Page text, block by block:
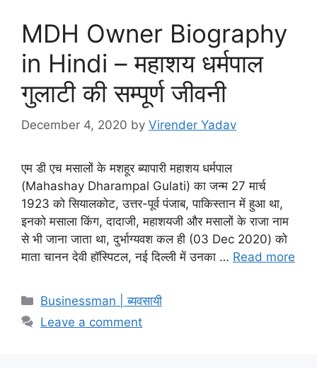
MDH Owner Biography
in Hindi – महाशय धर्मपाल
गुलाटी की सम्पूर्ण जीवनी
December 4, 2020 by Virender Yadav
एम डी एच मसालों के मशहूर ब्यापारी महाशय धर्मपाल
(Mahashay Dharampal Gulati) का जन्म 27 मार्च
1923 को सियालकोट, उत्तर-पूर्व पंजाब, पाकिस्तान में हुआ था,
इनको मसाला किंग, दादाजी, महाशयजी और मसालों के राजा नाम
से भी जाना जाता था, दुर्भाग्यवश कल ही (03 Dec 2020) को
माता चानन देवी हॉस्पिटल, नई दिल्ली में उनका … Read more
Categories
Businessman | ब्यवसायी
Leave a comment